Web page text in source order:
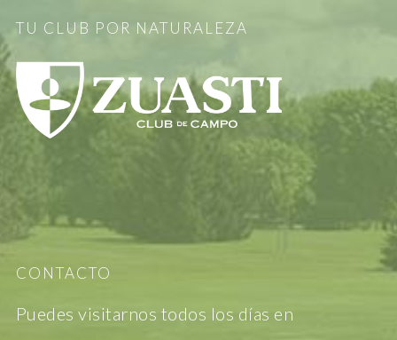
TU CLUB POR NATURALEZA
CONTACTO
Puedes visitarnos todos los días en